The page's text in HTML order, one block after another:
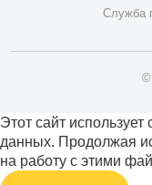
Служба
©
Этот сайт
данных. Продолжая
на работу с этими